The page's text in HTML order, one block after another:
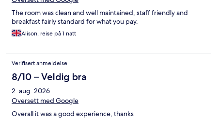
The room was clean and well maintained, staff friendly and
breakfast fairly standard for what you pay.
Alison, reise på 1 natt
Verifisert anmeldelse
8/10 – Veldig bra
2. aug. 2026
Oversett med Google
Overall it was a good experience, thanks